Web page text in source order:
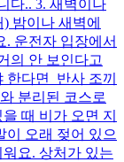
다.. 3. 새벽이나
밤이나 새벽에
운전자 입장에서
의 안 보인다고
한다면 반사 조끼
분리된 코스로
때 비가 오면 지
이 오래 젖어 있으
요. 상처가 있는